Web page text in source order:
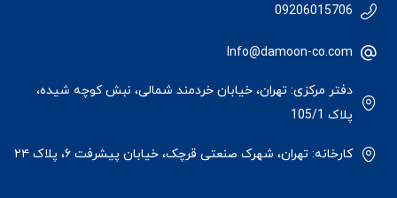
09206015706
Info@damoon-co.com
دفتر مرکزی: تهران، خیابان خردمند شمالی، نبش کوچه شیده،
پلاک 105/1
کارخانه: تهران، شهرک صنعتی قرچک، خیابان پیشرفت ۶، پلاک ۲۴